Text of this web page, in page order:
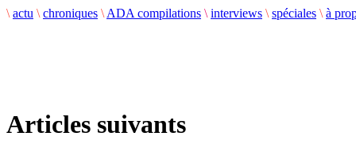
\ actu \ chroniques \ ADA compilations \ interviews \ spéciales \ à
Articles suivants